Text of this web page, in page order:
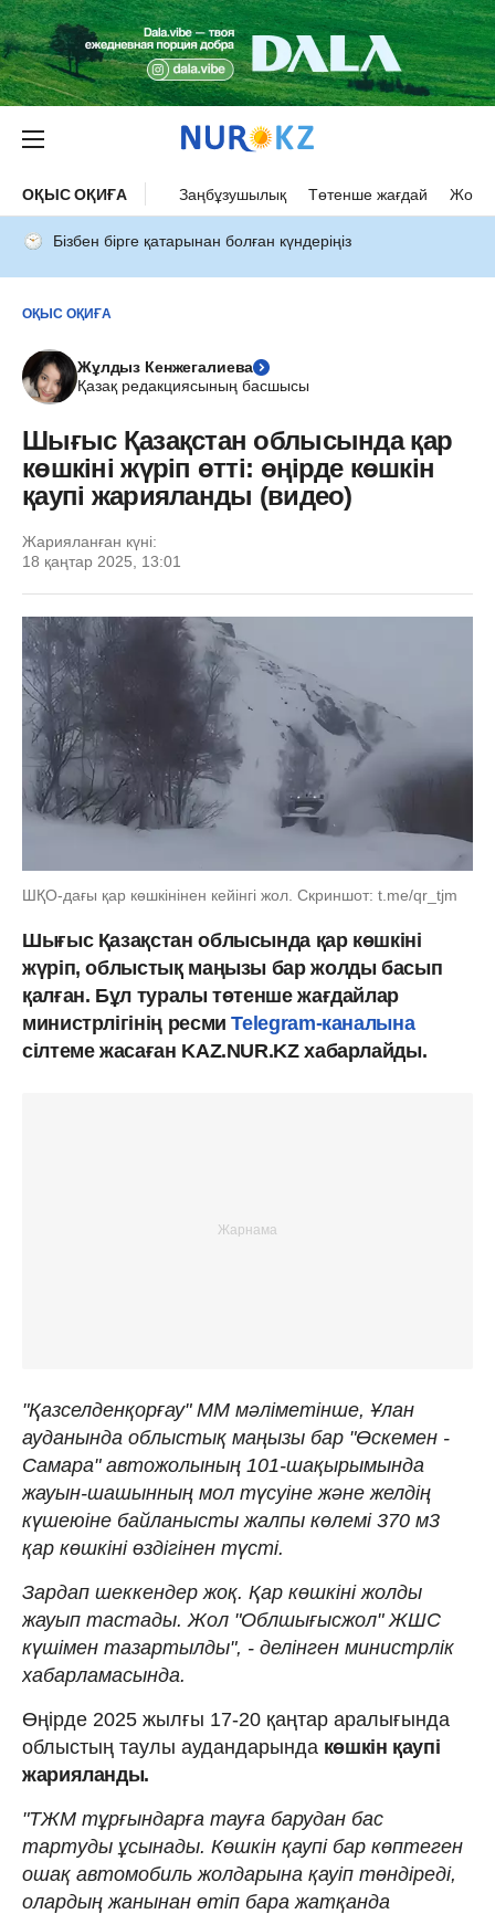
ОҚЫС ОҚИҒА Заңбұзушылық Төтенше жағдай Жол
Бізбен бірге қатарынан болған күндеріңіз
ОҚЫС ОҚИҒА
Жұлдыз Кенжегалиева
Қазақ редакциясының басшысы
Шығыс Қазақстан облысында қар
көшкіні жүріп өтті: өңірде көшкін
қаупі жарияланды (видео)
Жарияланған күні:
18 қаңтар 2025, 13:01
ШҚО-дағы қар көшкінінен кейінгі жол. Скриншот: t.me/qr_tjm
Шығыс Қазақстан облысында қар көшкіні
жүріп, облыстық маңызы бар жолды басып
қалған. Бұл туралы төтенше жағдайлар
министрлігінің ресми Telegram-каналына
сілтеме жасаған KAZ.NUR.KZ хабарлайды.
"Қазселденқорғау" ММ мәліметінше, Ұлан
ауданында облыстық маңызы бар "Өскемен -
Самара" автожолының 101-шақырымында
жауын-шашынның мол түсуіне және желдің
күшеюіне байланысты жалпы көлемі 370 м3
қар көшкіні өздігінен түсті.
Зардап шеккендер жоқ. Қар көшкіні жолды
жауып тастады. Жол "Облшығысжол" ЖШС
күшімен тазартылды", - делінген министрлік
хабарламасында.
Өңірде 2025 жылғы 17-20 қаңтар аралығында
облыстың таулы аудандарында көшкін қаупі
жарияланды.
"ТЖМ тұрғындарға тауға барудан бас
тартуды ұсынады. Көшкін қаупі бар көптеген
ошақ автомобиль жолдарына қауіп төндіреді,
олардың жанынан өтіп бара жатқанда